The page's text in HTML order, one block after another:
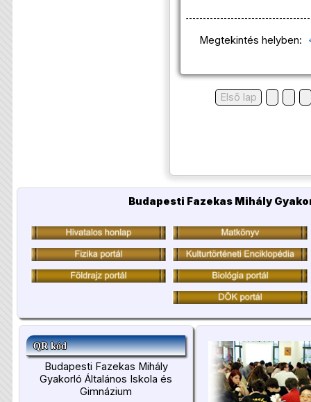
Megtekintés helyben:
Első lap
Budapesti Fazekas Mihály
QR kód
Budapesti Fazekas Mihály
Gyakorló Általános Iskola és
Gimnázium